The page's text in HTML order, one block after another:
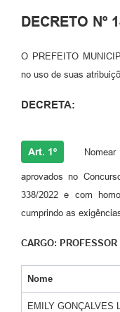
DECRETO Nº
O PREFEITO
no uso de suas
DECRETA:
Art. 1º
aprovados no
338/2022 e com
cumprindo as
CARGO: PROFESSOR
Nome
EMILY GONÇALVES